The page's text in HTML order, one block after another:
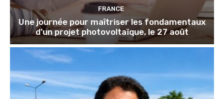
FRANCE
Une journée pour maîtriser les fondamentaux
d’un projet photovoltaïque, le 27 août